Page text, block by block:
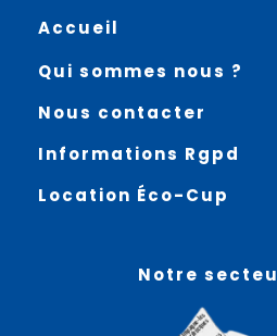
Accueil
Qui sommes nous ?
Nous contacter
Informations Rgpd
Location Éco-Cup
Notre